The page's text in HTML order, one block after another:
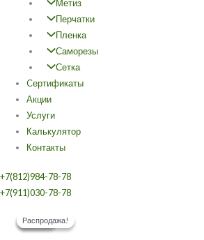
Метиз
Перчатки
Пленка
Саморезы
Сетка
Cертификаты
Акции
Услуги
Калькулятор
Контакты
+7(812)984-78-78
+7(911)030-78-78
товара
Скидка!
Распродажа!
Скидка!
Распродажа!